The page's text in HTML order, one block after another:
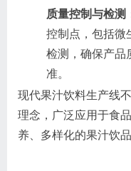
质量控制与检测
控制点，包括微
检测，确保产品
准。
现代果汁饮料生产线
理念，广泛应用于食
养、多样化的果汁饮品